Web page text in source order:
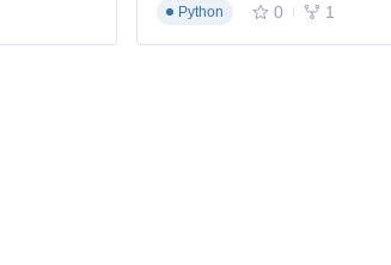
Python
0 1